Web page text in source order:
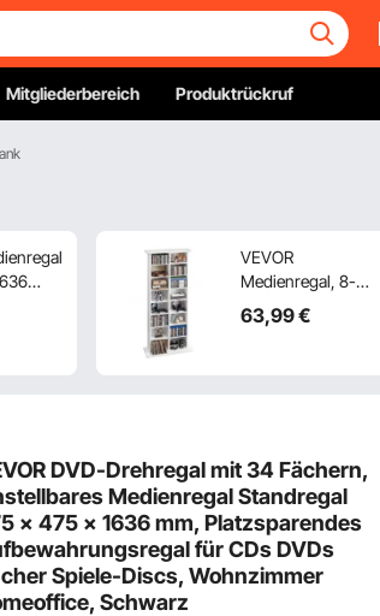
Mitgliederbereich Produktrückruf
VEVOR
Medienregal, 8-
lagiges CD-Regal,
559x222x1295
Fächern für
Wohnzimmer,
Homeoffice,
Aufnahmeraum,
Weiß
63,99€
DVD-Drehregal mit 34 Fächern,
Medienregal Standregal
x 475 x 1636 mm, Platzsparendes
für CDs DVDs
Spiele-Discs, Wohnzimmer
Schwarz